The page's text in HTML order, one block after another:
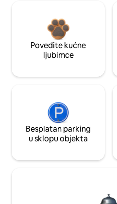
Povedite kućne
ljubimce
Besplatan parking
u sklopu objekta